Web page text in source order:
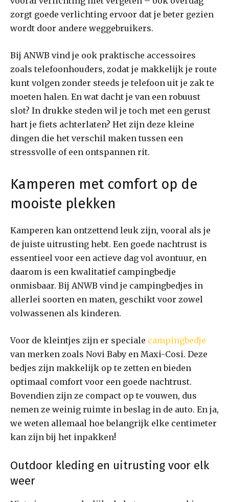
zorgt goede verlichting ervoor dat je beter gezien
wordt door andere weggebruikers.
Bij ANWB vind je ook praktische accessoires
zoals telefoonhouders, zodat je makkelijk je route
kunt volgen zonder steeds je telefoon uit je zak te
moeten halen. En wat dacht je van een robuust
slot? In drukke steden wil je toch met een gerust
hart je fiets achterlaten? Het zijn deze kleine
dingen die het verschil maken tussen een
stressvolle of een ontspannen rit.
Kamperen met comfort op de
mooiste plekken
Kamperen kan ontzettend leuk zijn, vooral als je
de juiste uitrusting hebt. Een goede nachtrust is
essentieel voor een actieve dag vol avontuur, en
daarom is een kwalitatief campingbedje
onmisbaar. Bij ANWB vind je campingbedjes in
allerlei soorten en maten, geschikt voor zowel
volwassenen als kinderen.
Voor de kleintjes zijn er speciale campingbedje
van merken zoals Novi Baby en Maxi-Cosi. Deze
bedjes zijn makkelijk op te zetten en bieden
optimaal comfort voor een goede nachtrust.
Bovendien zijn ze compact op te vouwen, dus
nemen ze weinig ruimte in beslag in de auto. En ja,
we weten allemaal hoe belangrijk elke centimeter
kan zijn bij het inpakken!
Outdoor kleding en uitrusting voor elk
weer